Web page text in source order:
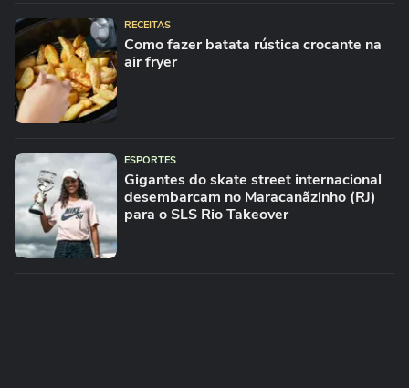
RECEITAS
Como fazer batata rústica crocante na
air fryer
ESPORTES
Gigantes do skate street internacional
desembarcam no Maracanãzinho (RJ)
para o SLS Rio Takeover